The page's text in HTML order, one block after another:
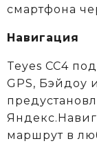
смартфона
Навигация
Teyes CC4
GPS, Бэйдоу
маршрут в